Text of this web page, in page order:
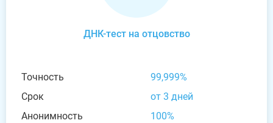
ДНК-тест на отцовство
Точность
99,999%
Срок
от 3 дней
Анонимность
100%